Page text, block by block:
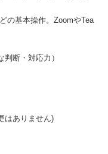
の基本操作。ZoomやTea
断・対応力）
はありません)